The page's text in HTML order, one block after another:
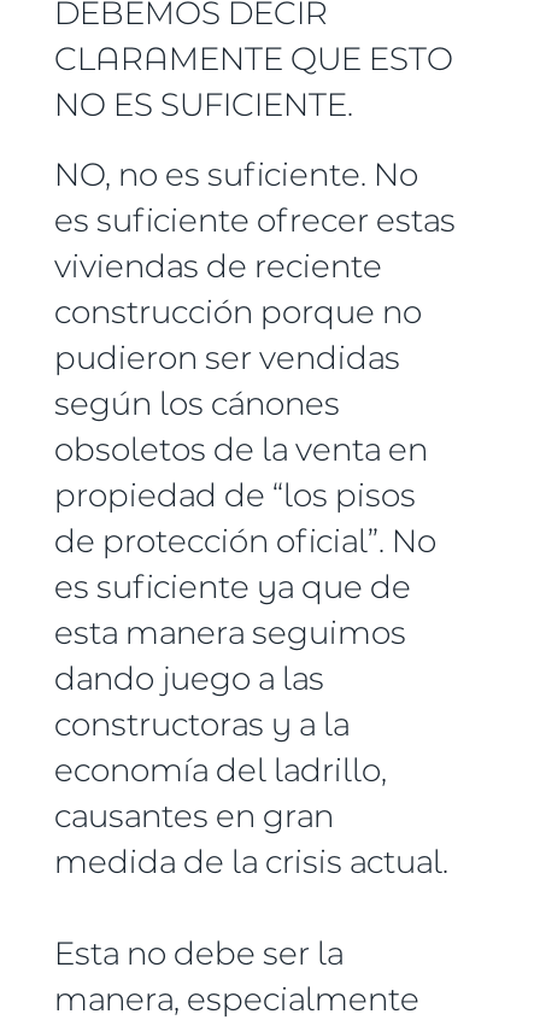
DEBEMOS DECIR
CLARAMENTE QUE ESTO
NO ES SUFICIENTE.
NO, no es suficiente. No
es suficiente ofrecer estas
viviendas de reciente
construcción porque no
pudieron ser vendidas
según los cánones
obsoletos de la venta en
propiedad de “los pisos
de protección oficial”. No
es suficiente ya que de
esta manera seguimos
dando juego a las
constructoras y a la
economía del ladrillo,
causantes en gran
medida de la crisis actual.
Esta no debe ser la
manera, especialmente